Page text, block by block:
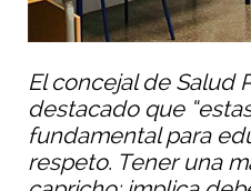
El concejal de Salud
destacado que
fundamental para
respeto. Tener una